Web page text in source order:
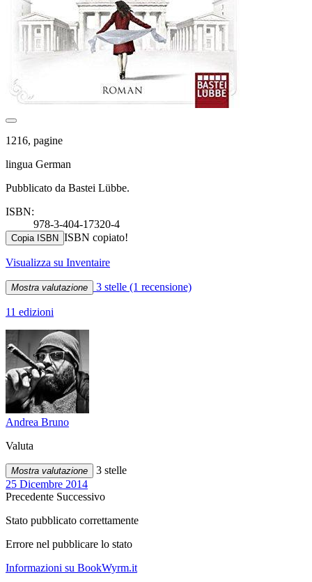
1216, pagine
lingua German
Pubblicato da Bastei Lübbe.
ISBN:
978-3-404-17320-4
Copia ISBN ISBN copiato!
Visualizza su Inventaire
Mostra valutazione 3 stelle (1 recensione)
11 edizioni
Andrea Bruno
Valuta
Mostra valutazione
3 stelle
25 Dicembre 2014
Precedente Successivo
Stato pubblicato correttamente
Errore nel pubblicare lo stato
Informazioni su BookWyrm.it